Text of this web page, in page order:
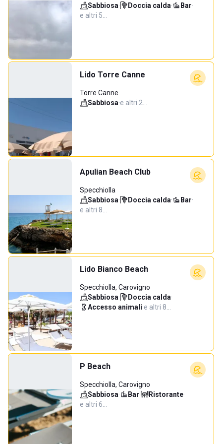
Sabbiosa· Doccia calda· Bar·
e altri 5…
Lido Torre Canne
Torre Canne
Sabbiosa·e altri 2…
Apulian Beach Club
Specchiolla
Sabbiosa· Doccia calda· Bar·
e altri 8…
Lido Bianco Beach
Specchiolla, Carovigno
Sabbiosa· Doccia calda·
Accesso animali·e altri 8…
P Beach
Specchiolla, Carovigno
Sabbiosa· Bar· Ristorante·
e altri 6…